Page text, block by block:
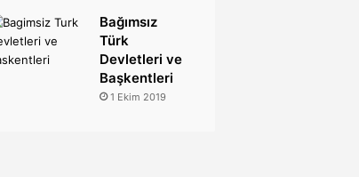
Bağımsız
Türk
Devletleri ve
Başkentleri
1 Ekim 2019